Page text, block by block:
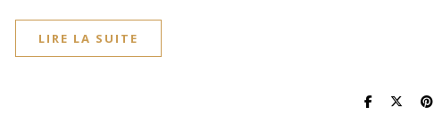
LIRE LA SUITE